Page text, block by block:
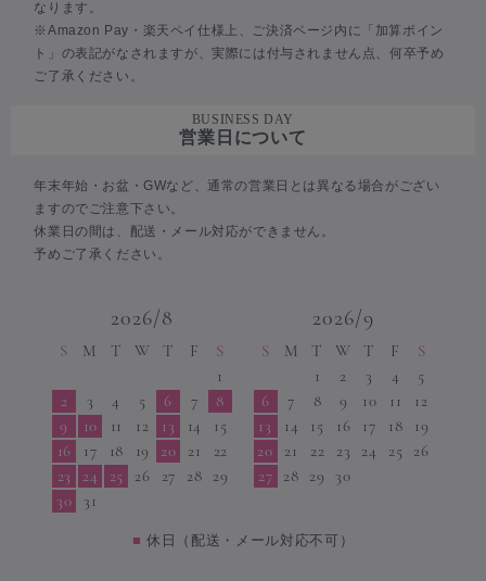
なります。
※Amazon Pay・楽天ペイ仕様上、ご決済ページ内に「加算ポイン
ト」の表記がなされますが、実際には付与されません点、何卒予め
ご了承ください。
BUSINESS DAY
営業日について
年末年始・お盆・GWなど、通常の営業日とは異なる場合がござい
ますのでご注意下さい。
休業日の間は、配送・メール対応ができません。
予めご了承ください。
2026/8
S M T W T F
S
1
2
3 4 5 6 7
8
9
10 11 12 13 14
15
16
17 18 19 20 21
22
23
24 25 26 27 28
29
30
31
2026/9
S M T W T F
S
1
2 3 4
5
6
7 8 9 10 11
12
13
14 15 16 17 18
19
20
21 22 23 24 25
26
27
28 29 30
■ 休日（配送・メール対応不可）